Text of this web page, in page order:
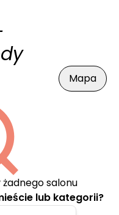
Mapa
salonu
lub kategorii?